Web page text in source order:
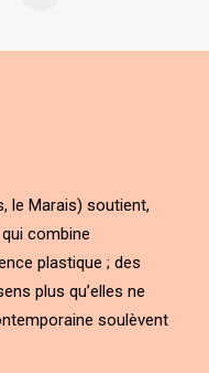
le Marais) soutient,
combine
plastique ; des
plus qu’elles ne
soulèvent